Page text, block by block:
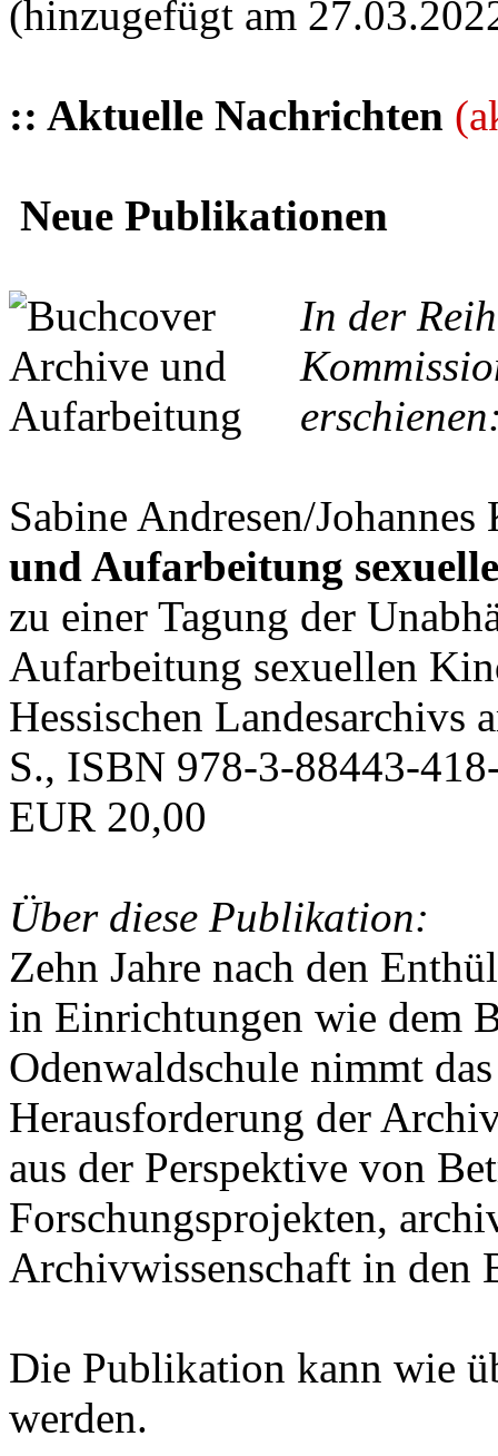
(hinzugefügt am
:: Aktuelle Nachrichten
Neue Publikationen
In der
Sabine Andresen/
und Aufarbeitung
zu einer Tagung der
Aufarbeitung sexuellen
Hessischen Landesarchivs
S., ISBN 978-3-88443-
EUR 20,00
Über diese Publikation:
Zehn Jahre nach den
in Einrichtungen wie dem
Odenwaldschule nimmt
Herausforderung der
aus der Perspektive von
Forschungsprojekten,
Archivwissenschaft in den
Die Publikation kann wie
werden.